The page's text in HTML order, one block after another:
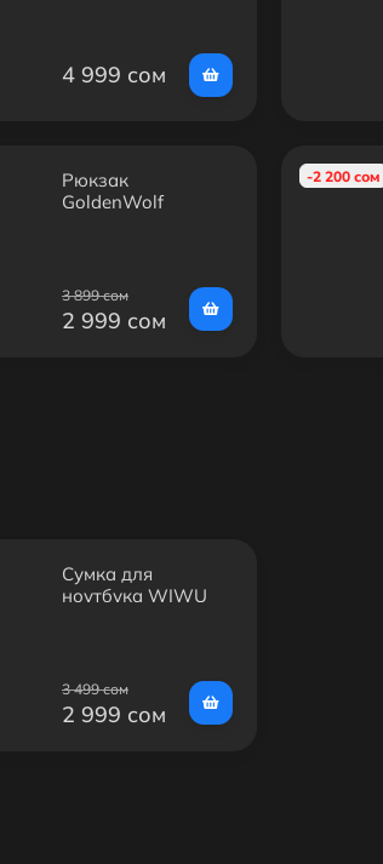
4 999 сом
Рюкзак
GoldenWolf
3 899 сом
2 999 сом
-2 200 сом
Сумка для
ноутбука WIWU
3 499 сом
2 999 сом